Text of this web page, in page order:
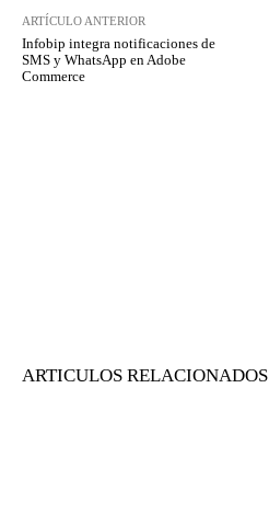
ARTÍCULO ANTERIOR
Infobip integra notificaciones de
SMS y WhatsApp en Adobe
Commerce
ARTICULOS RELACIONADOS